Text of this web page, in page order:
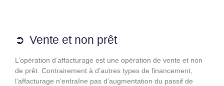
Vente et non prêt
L’opération d’affacturage est une opération de vente et non
de prêt. Contrairement à d’autres types de financement,
l’affacturage n’entraîne pas d’augmentation du passif de